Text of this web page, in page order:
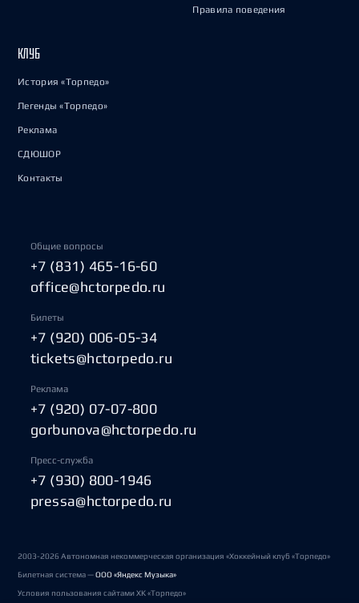
Правила поведения
КЛУБ
История «Торпедо»
Легенды «Торпедо»
Реклама
СДЮШОР
Контакты
Общие вопросы
+7 (831) 465-16-60
office@hctorpedo.ru
Билеты
+7 (920) 006-05-34
tickets@hctorpedo.ru
Реклама
+7 (920) 07-07-800
gorbunova@hctorpedo.ru
Пресс-служба
+7 (930) 800-1946
pressa@hctorpedo.ru
2003-2026 Автономная некоммерческая организация «Хоккейный клуб «Торпедо»
Билетная система —ООО «Яндекс Музыка»
Условия пользования сайтами ХК «Торпедо»